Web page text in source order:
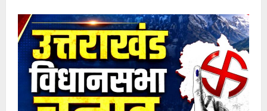
गौरीकुंड
हाईवे
पर
भूस्खलन,
केदारनाथ
मार्ग
फिर
बंद